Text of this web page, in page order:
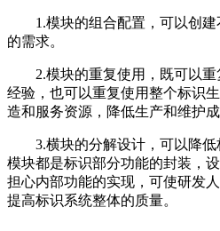
1.模块的组合配置，可以创建
的需求。
2.模块的重复使用，既可以重
经验，也可以重复使用整个标识
造和服务资源，降低生产和维护成
3.横块的分解设计，可以降低
模块都是标识部分功能的封装，
担心内部功能的实现，可使研发
提高标识系统整体的质量。